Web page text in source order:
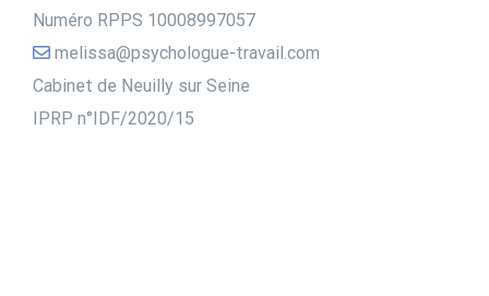
Numéro RPPS 10008997057
melissa@psychologue-travail.com
Cabinet de Neuilly sur Seine
IPRP n°IDF/2020/15